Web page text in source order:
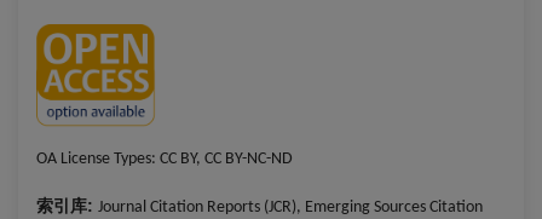
OA License Types: CC BY, CC BY-NC-ND
索引库: Journal Citation Reports (JCR), Emerging Sources Citation